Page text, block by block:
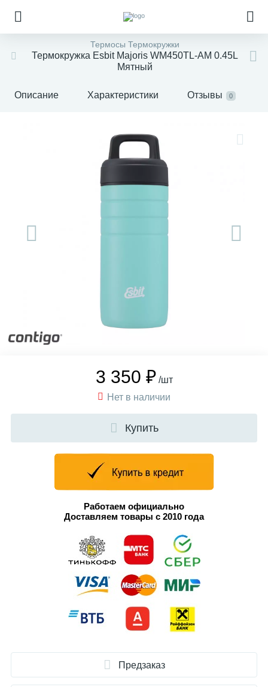
Термосы Термокружки
Термокружка Esbit Majoris WM450TL-AM 0.45L
Мятный
Описание Характеристики Отзывы 0
3 350 ₽ /шт
Нет в наличии
Купить
Работаем официально
Доставляем товары с 2010 года
Предзаказ